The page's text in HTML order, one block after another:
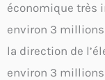
économique très
environ 3 millions
la direction de
environ 3